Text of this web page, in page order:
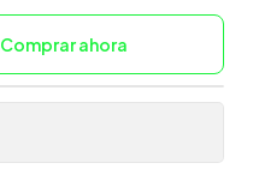
Comprar ahora